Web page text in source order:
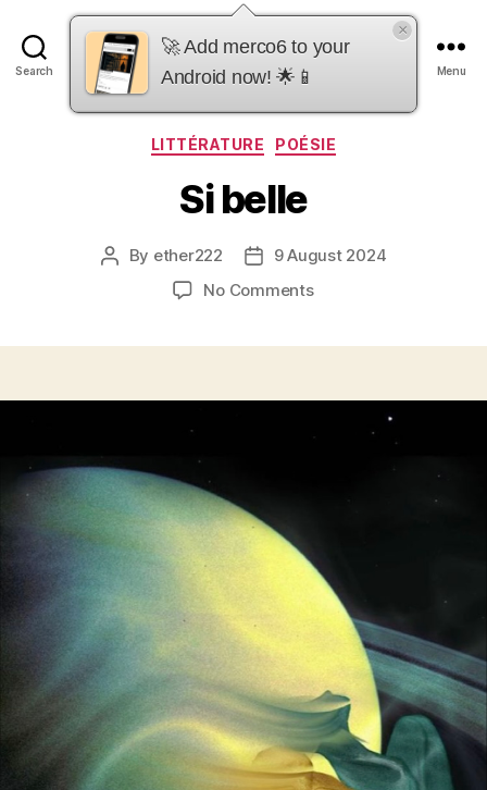
Search
merco6
Menu
Categories
LITTÉRATURE POÉSIE
Si belle
Post
By ether222
Post9 August 2024
No Commentson
🚀 Add merco6 to your
Android now! 🌟📱
×